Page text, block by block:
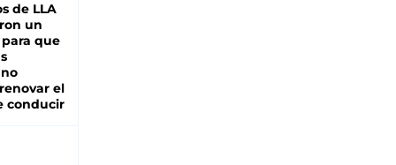
de LLA
un
que
el
conducir